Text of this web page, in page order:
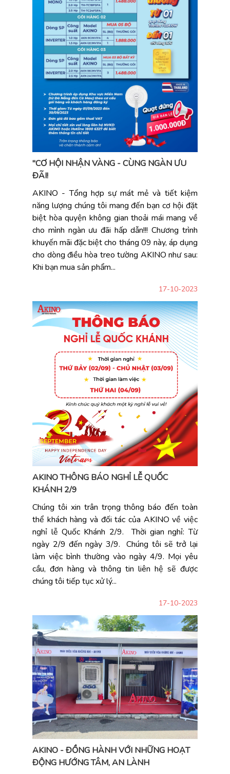
"CƠ HỘI NHẬN VÀNG - CÙNG NGÀN ƯU
ĐÃI!
AKINO - Tổng hợp sự mát mẻ và tiết kiệm
năng lượng chúng tôi mang đến bạn cơ hội đặt
biệt hòa quyện không gian thoải mái mang về
cho mình ngàn ưu đãi hấp dẫn!!! Chương trình
khuyến mãi đặc biệt cho tháng 09 này, áp dụng
cho dòng điều hòa treo tường AKINO như sau:
Khi bạn mua sản phẩm...
17-10-2023
AKINO THÔNG BÁO NGHỈ LỄ QUỐC
KHÁNH 2/9
Chúng tôi xin trân trọng thông báo đến toàn
thể khách hàng và đối tác của AKINO về việc
nghỉ lễ Quốc Khánh 2/9. Thời gian nghỉ: Từ
ngày 2/9 đến ngày 3/9. Chúng tôi sẽ trở lại
làm việc bình thường vào ngày 4/9. Mọi yêu
cầu, đơn hàng và thông tin liên hệ sẽ được
chúng tôi tiếp tục xử lý...
17-10-2023
AKINO - ĐỒNG HÀNH VỚI NHỮNG HOẠT
ĐỘNG HƯỚNG TÂM, AN LÀNH
tìm hiểu thêm